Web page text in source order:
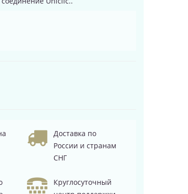
Доставка по
России и странам
СНГ
Круглосуточный